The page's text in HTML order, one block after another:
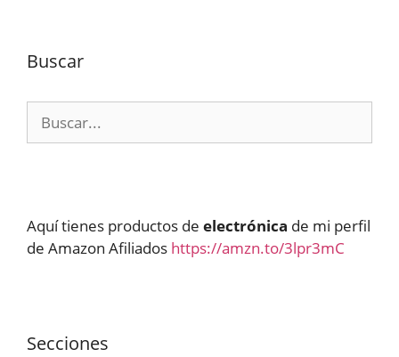
Buscar
Aquí tienes productos de electrónica de mi perfil
de Amazon Afiliados https://amzn.to/3lpr3mC
Secciones